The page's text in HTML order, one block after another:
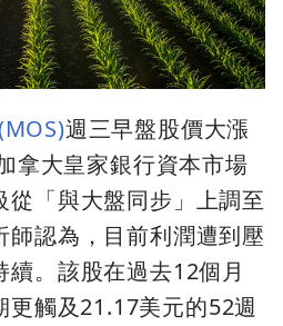
週三早盤股價大漲
拿大皇家銀行資本市場
從「與大盤同步」上調至
師認為，目前利潤遭到壓
。該股在過去12個月
更觸及21.17美元的52週